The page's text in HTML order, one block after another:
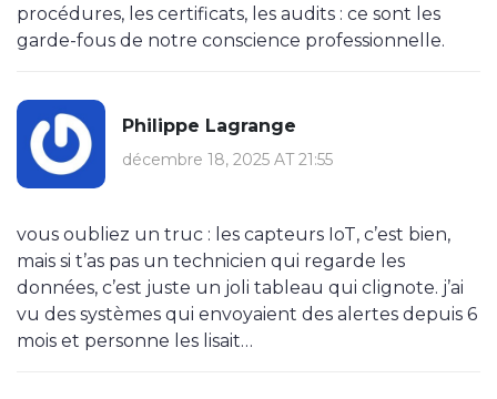
procédures, les certificats, les audits : ce sont les
garde-fous de notre conscience professionnelle.
Philippe Lagrange
décembre 18, 2025 AT 21:55
vous oubliez un truc : les capteurs IoT, c’est bien,
mais si t’as pas un technicien qui regarde les
données, c’est juste un joli tableau qui clignote. j’ai
vu des systèmes qui envoyaient des alertes depuis 6
mois et personne les lisait…